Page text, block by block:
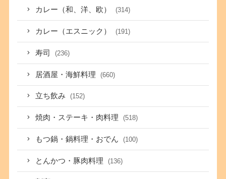
カレー（和、洋、欧） (314)
カレー（エスニック） (191)
寿司 (236)
居酒屋・海鮮料理 (660)
立ち飲み (152)
焼肉・ステーキ・肉料理 (518)
もつ鍋・鍋料理・おでん (100)
とんかつ・豚肉料理 (136)